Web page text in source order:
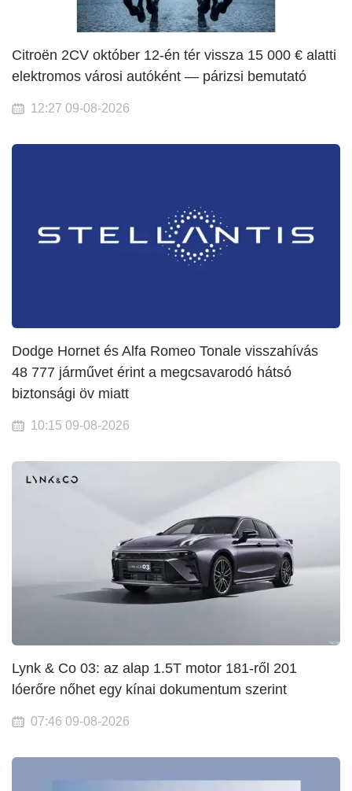
Citroën 2CV október 12-én tér vissza 15 000 € alatti
elektromos városi autóként — párizsi bemutató
12:27 09-08-2026
Dodge Hornet és Alfa Romeo Tonale visszahívás
48 777 járművet érint a megcsavarodó hátsó
biztonsági öv miatt
10:15 09-08-2026
Lynk & Co 03: az alap 1.5T motor 181-ről 201
lóerőre nőhet egy kínai dokumentum szerint
07:46 09-08-2026